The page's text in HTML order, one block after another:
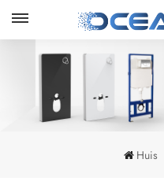
Huis